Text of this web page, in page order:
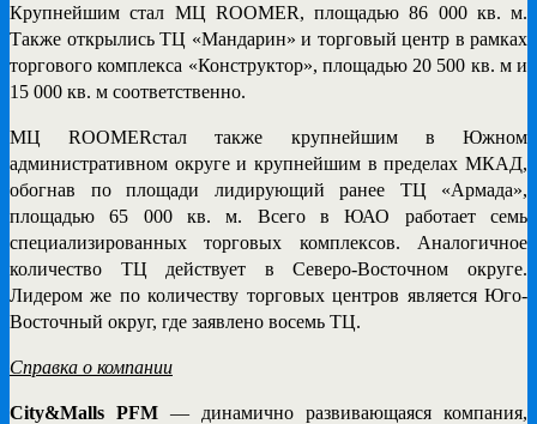
Крупнейшим стал МЦ ROOMER, площадью 86 000 кв. м.
Также открылись ТЦ «Мандарин» и торговый центр в рамках
торгового комплекса «Конструктор», площадью 20 500 кв. м и
15 000 кв. м соответственно.
МЦROOMERстал также крупнейшим в Южном
административном округе и крупнейшим в пределах МКАД,
обогнав по площади лидирующий ранее ТЦ «Армада»,
площадью 65 000 кв. м. Всего в ЮАО работает семь
специализированных торговых комплексов. Аналогичное
количество ТЦ действует в Северо-Восточном округе.
Лидером же по количеству торговых центров является Юго-
Восточный округ, где заявлено восемь ТЦ.
Справка о компании
City&Malls PFM — динамично развивающаяся компания,